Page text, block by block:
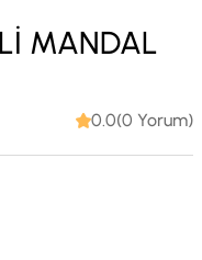
MANDAL
0.0(0 Yorum)